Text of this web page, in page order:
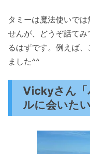
タミーは魔法使いで
せんが、どうぞ話て
るはずです。例えば
ました^^
Vickyさん「
ルに会いたい